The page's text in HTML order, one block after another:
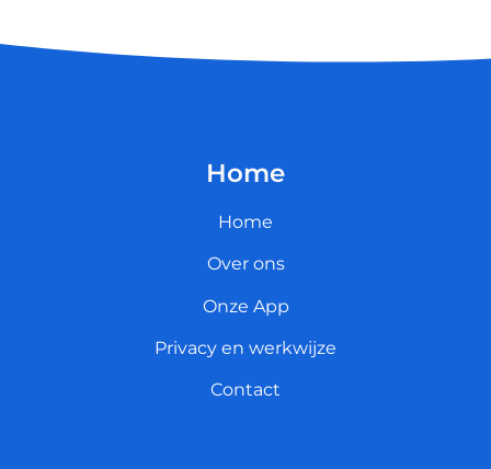
Home
Home
Over ons
Onze App
Privacy en werkwijze
Contact